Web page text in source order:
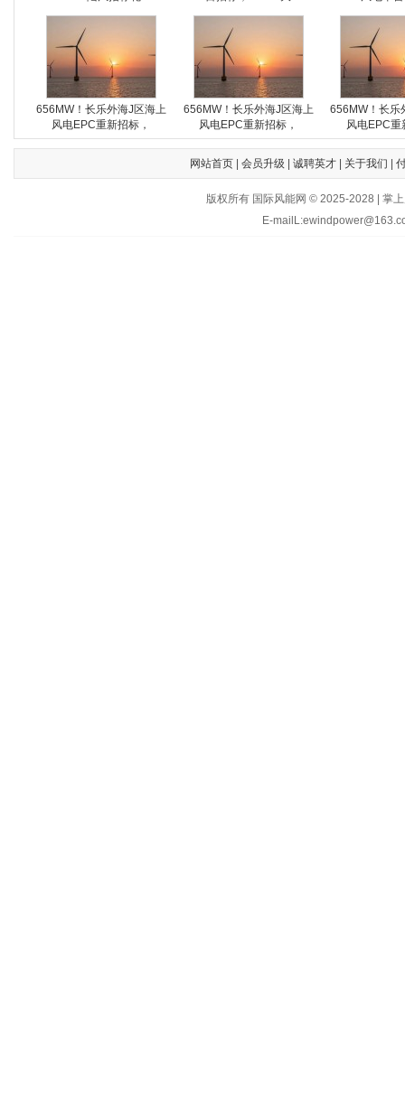
656MW！长乐外海J区海上
风电EPC重新招标，
656MW！长乐外海J区海上
风电EPC重新招标，
656MW！长乐
风电EPC重
网站首页| 会员升级 诚聘英才| 关于我们
版权所有 国际风能网 © 2025-2028 | 掌
E-